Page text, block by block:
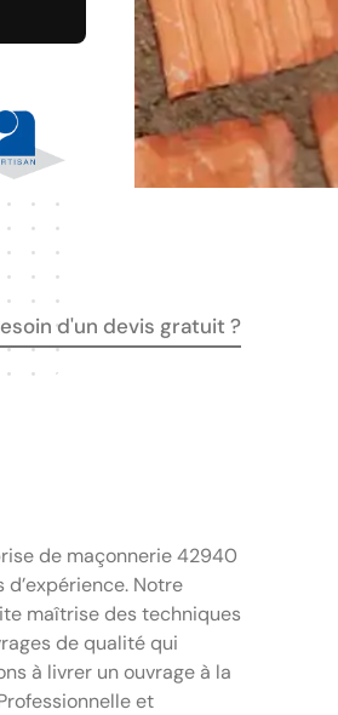
d'un devis gratuit ?
de maçonnerie 42940
Notre
maîtrise des techniques
de qualité qui
à livrer un ouvrage à la
et